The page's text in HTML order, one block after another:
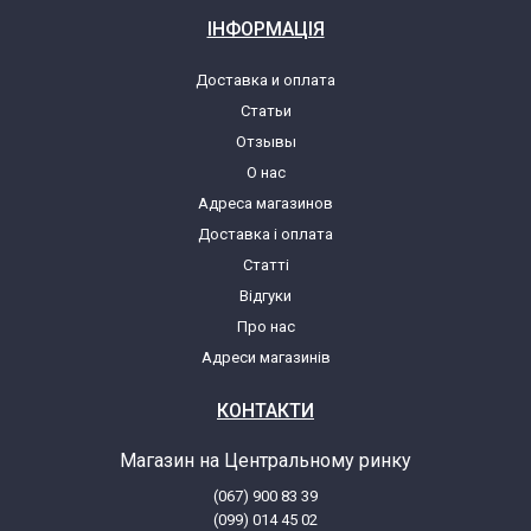
Indesit C132NFG.SLV
Indesit C132NFG.SLV (58286910001)
Indesit C132NFLZ 58279250000
F027925 (869990279250)
Indesit C132NFSLZ 58286910001
F028691 (869990286910)
Indesit C138NFG.016
ІНФОРМАЦІЯ
Доставка и оплата
Статьи
Отзывы
О нас
Адреса магазинов
Доставка і оплата
Статті
Відгуки
Про нас
Адреси магазинів
КОНТАКТИ
Магазин на Центральному ринку
(067) 900 83 39
(099) 014 45 02